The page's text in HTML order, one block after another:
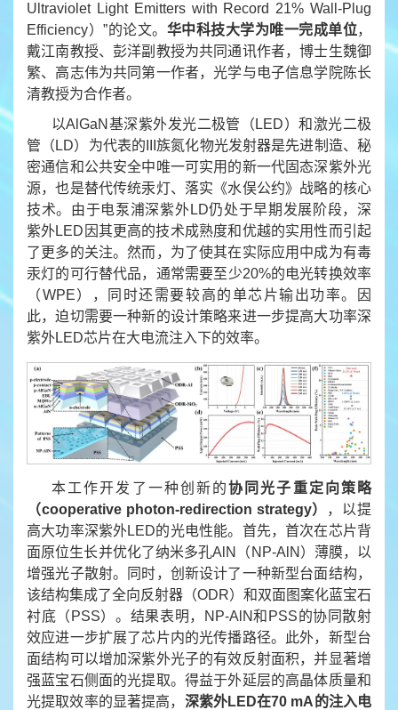
Ultraviolet Light Emitters with Record 21% Wall-Plug
Efficiency）”的论文。 华中科技大学为唯一完成单位，
戴江南教授、彭洋副教授为共同通讯作者，博士生魏御
繁、高志伟为共同第一作者，光学与电子信息学院陈长
清教授为合作者。
以AlGaN基深紫外发光二极管（LED）和激光二极
管（LD）为代表的III族氮化物光发射器是先进制造、秘
密通信和公共安全中唯一可实用的新一代固态深紫外光
源，也是替代传统汞灯、落实《水俣公约》战略的核心
技术。由于电泵浦深紫外LD仍处于早期发展阶段，深
紫外LED因其更高的技术成熟度和优越的实用性而引起
了更多的关注。然而，为了使其在实际应用中成为有毒
汞灯的可行替代品，通常需要至少20%的电光转换效率
（WPE），同时还需要较高的单芯片输出功率。因
此，迫切需要一种新的设计策略来进一步提高大功率深
紫外LED芯片在大电流注入下的效率。
本工作开发了一种创新的协同光子重定向策略
（cooperative photon-redirection strategy）
，以提
高大功率深紫外LED的光电性能。首先，首次在芯片背
面原位生长并优化了纳米多孔AlN（NP-AlN）薄膜，以
增强光子散射。同时，创新设计了一种新型台面结构，
该结构集成了全向反射器（ODR）和双面图案化蓝宝石
衬底（PSS）。结果表明，NP-AlN和PSS的协同散射
效应进一步扩展了芯片内的光传播路径。此外，新型台
面结构可以增加深紫外光子的有效反射面积，并显著增
强蓝宝石侧面的光提取。得益于外延层的高晶体质量和
光提取效率的显著提高， 深紫外LED在70 mA的注入电